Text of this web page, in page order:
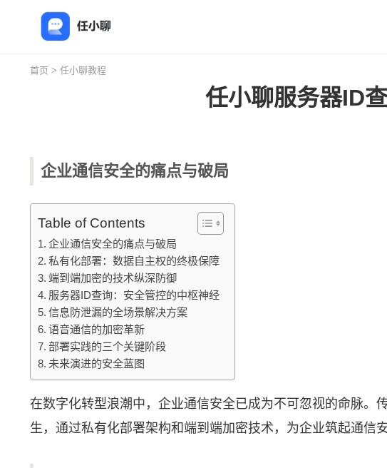
首页 > 任小聊教程
任小聊服务器ID
企业通信安全的痛点与破局
Table of Contents
企业通信安全的痛点与破局
私有化部署：数据自主权的终极保障
端到端加密的技术纵深防御
服务器ID查询：安全管控的中枢神经
信息防泄漏的全场景解决方案
语音通信的加密革新
部署实践的三个关键阶段
未来演进的安全蓝图
在数字化转型浪潮中，企业通信安全已成为不可忽视的命脉。
生，通过私有化部署架构和端到端加密技术，为企业筑起通信安